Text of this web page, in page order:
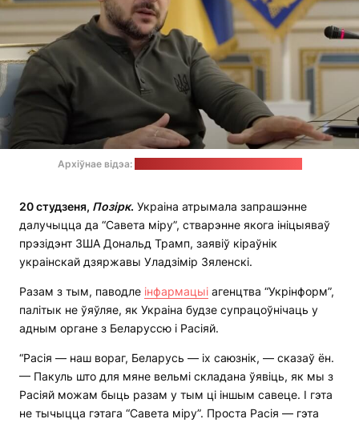
Архіўнае відэа:
20 студзеня, Позірк. Украіна атрымала запрашэнне
далучыцца да “Савета міру”, стварэнне якога ініцыяваў
прэзідэнт ЗША Дональд Трамп, заявіў кіраўнік
украінскай дзяржавы Уладзімір Зяленскі.
Разам з тым, паводле інфармацыі агенцтва “Укрінформ”,
палітык не ўяўляе, як Украіна будзе супрацоўнічаць у
адным органе з Беларуссю і Расіяй.
“Расія — наш вораг, Беларусь — іх саюзнік, — сказаў ён.
— Пакуль што для мяне вельмі складана ўявіць, як мы з
Расіяй можам быць разам у тым ці іншым савеце. І гэта
не тычыцца гэтага “Савета міру”. Проста Расія — гэта